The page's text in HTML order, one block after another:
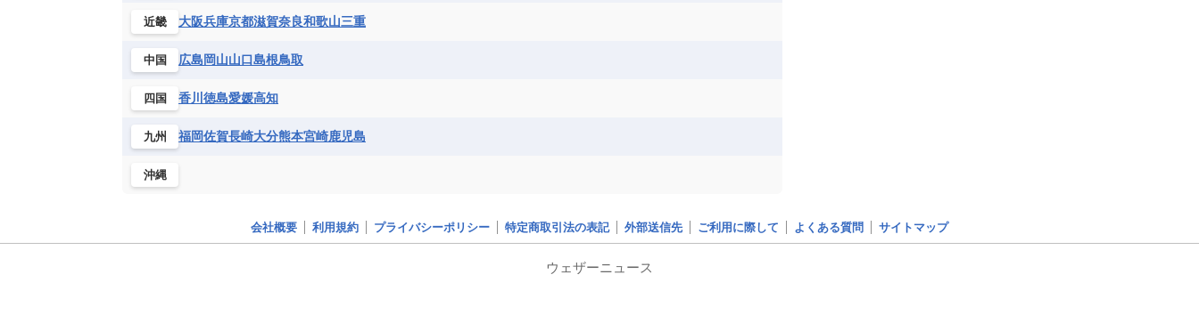
アルヘシラス（スペイン）
アルル
アレキパ（ペルー）
アロフィ（ニウエ）
近畿 大阪兵庫京都滋賀奈良和歌山三重
中国 広島岡山山口島根鳥取
四国 香川 徳島愛媛高知
九州 福岡佐賀長崎大分熊本宮崎鹿児島
沖縄
会社概要 利用規約 プライバシーポリシー 特定商取引法の表記 外部送信先 ご利用に際して よくある質問 サイトマップ
ウェザーニュース